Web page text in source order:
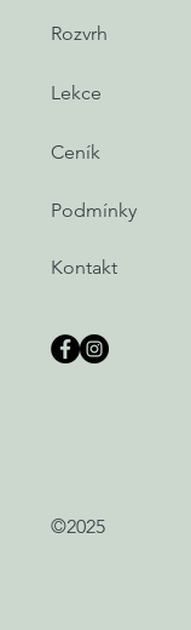
Rozvrh
Lekce
Ceník
Podmínky
Kontakt
©2025